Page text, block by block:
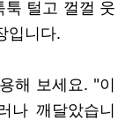
툭 털고 껄껄 웃
입니다.
해 보세요. "이
나 깨달았습니